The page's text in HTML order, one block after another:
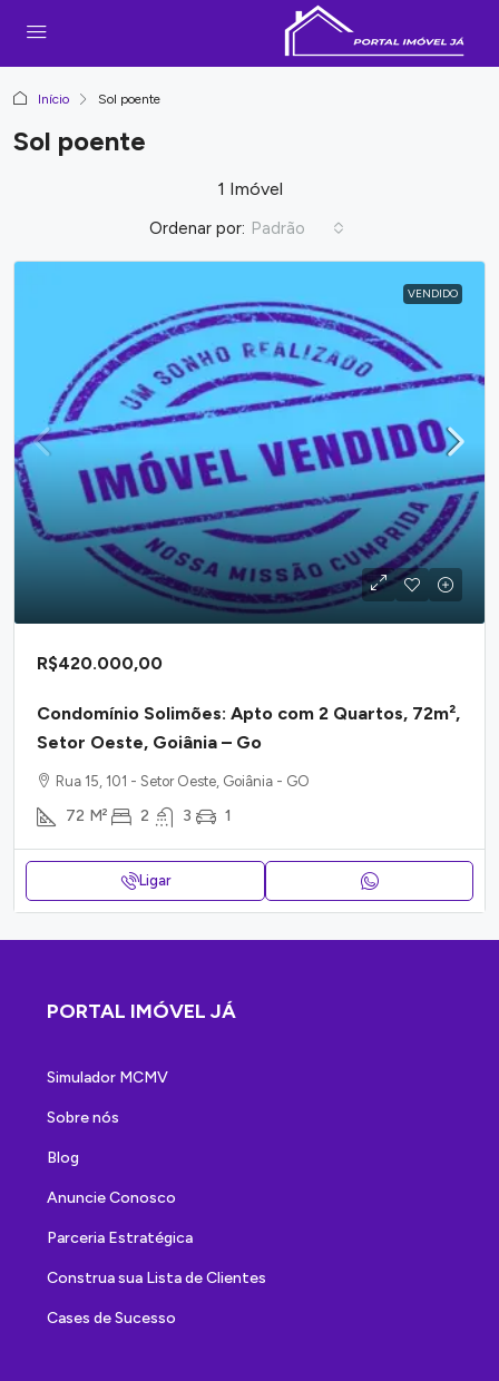
Início Sol poente
Sol poente
1 Imóvel
Ordenar por: Padrão
VENDIDO
R$420.000,00
Condomínio Solimões: Apto com 2 Quartos, 72m²,
Setor Oeste, Goiânia – Go
Rua 15, 101 - Setor Oeste, Goiânia - GO
72 M² 2 3 1
Ligar
PORTAL IMÓVEL JÁ
Simulador MCMV
Sobre nós
Blog
Anuncie Conosco
Parceria Estratégica
Construa sua Lista de Clientes
Cases de Sucesso